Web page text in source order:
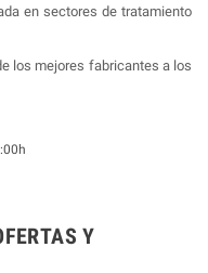
en sectores de tratamiento
los mejores fabricantes a los
Y